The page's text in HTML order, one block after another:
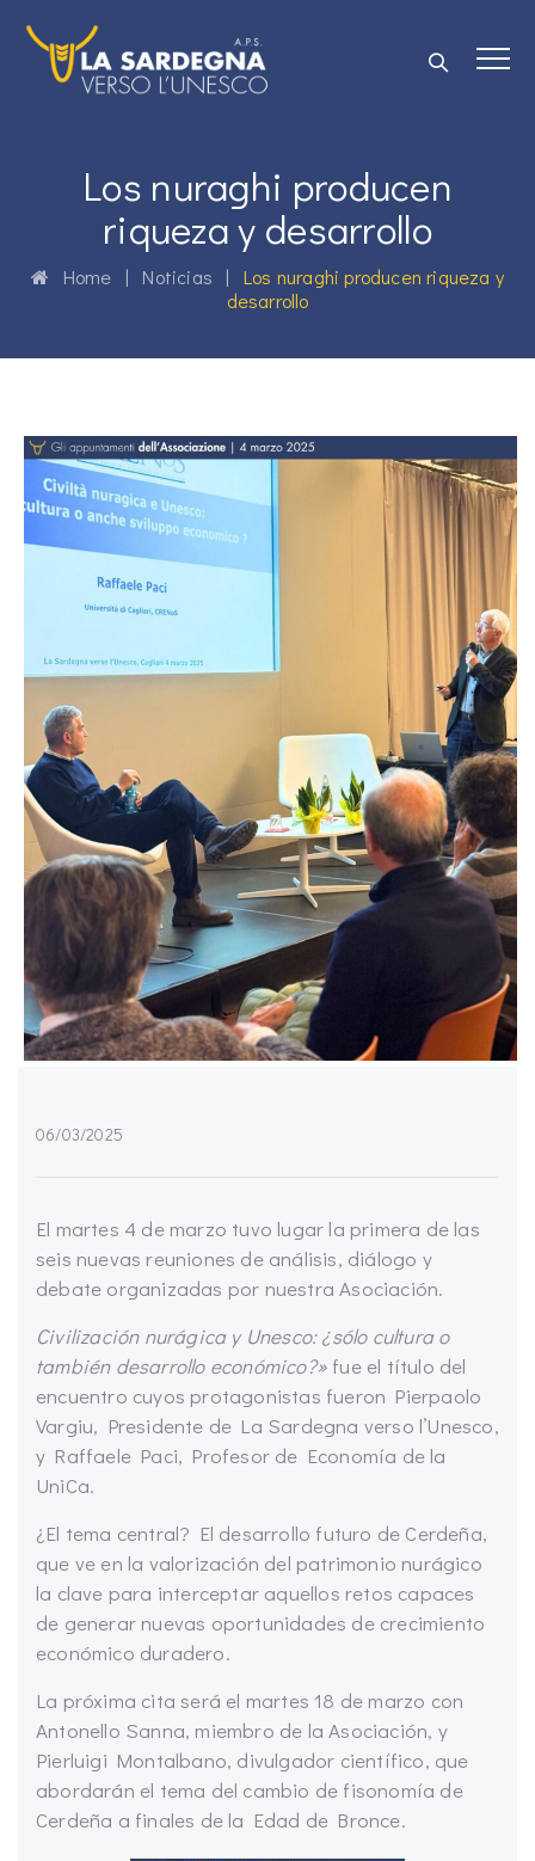
Los nuraghi producen
riqueza y desarrollo
Home | Noticias | Los nuraghi producen riqueza y
desarrollo
06/03/2025
El martes 4 de marzo tuvo lugar la primera de las
seis nuevas reuniones de análisis, diálogo y
debate organizadas por nuestra Asociación.
Civilización nurágica y Unesco: ¿sólo cultura o
también desarrollo económico?» fue el título del
encuentro cuyos protagonistas fueron Pierpaolo
Vargiu, Presidente de La Sardegna verso l’Unesco,
y Raffaele Paci, Profesor de Economía de la
UniCa.
¿El tema central? El desarrollo futuro de Cerdeña,
que ve en la valorización del patrimonio nurágico
la clave para interceptar aquellos retos capaces
de generar nuevas oportunidades de crecimiento
económico duradero.
La próxima cita será el martes 18 de marzo con
Antonello Sanna, miembro de la Asociación, y
Pierluigi Montalbano, divulgador científico, que
abordarán el tema del cambio de fisonomía de
Cerdeña a finales de la Edad de Bronce.